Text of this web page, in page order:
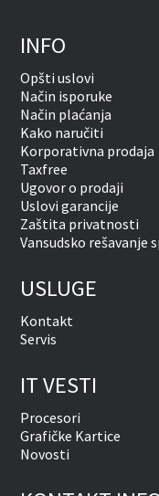
INFO
Opšti uslovi
Način isporuke
Način plaćanja
Kako naručiti
Korporativna prodaja
Taxfree
Ugovor o prodaji
Uslovi garancije
Zaštita privatnosti
Vansudsko rešavanje
USLUGE
Kontakt
Servis
IT VESTI
Procesori
Grafičke Kartice
Novosti